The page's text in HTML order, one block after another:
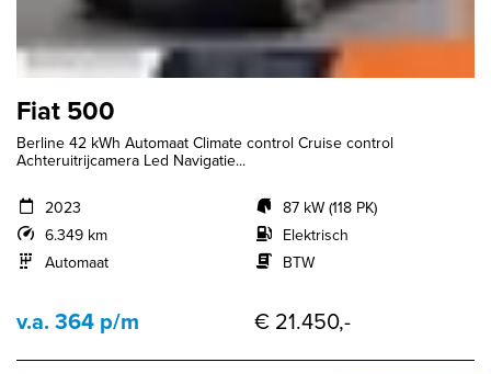
Fiat 500
Berline 42 kWh Automaat Climate control Cruise control
Achteruitrijcamera Led Navigatie...
2023
6.349 km
Automaat
87 kW (118 PK)
Elektrisch
BTW
v.a. 364 p/m € 21.450,-